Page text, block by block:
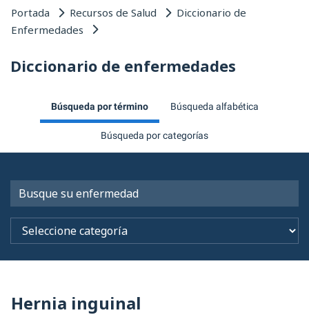
Portada Recursos de Salud Diccionario de
Enfermedades
Diccionario de enfermedades
Búsqueda por término Búsqueda alfabética
Búsqueda por categorías
Hernia inguinal